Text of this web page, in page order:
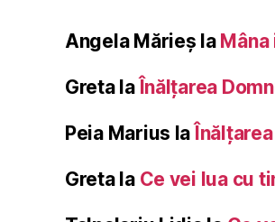
Angela Mărieș la Mâna
Gretala Înălţarea
Peia Marius la
Gretala Ce vei lua cu